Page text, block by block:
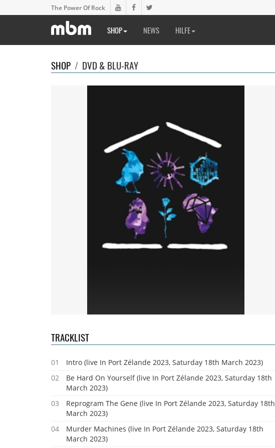
The Power Of Rock
SHOP NEWS HILFE
SHOP / DVD & BLU-RAY
TRACKLIST
01
Intro (live In Port Zélande 2023, Saturday 18th March 2023)
02
Be Hard On Yourself (live In Port Zélande 2023, Saturday 18th
March 2023)
03
Reprogram The Gene (live In Port Zélande 2023, Saturday 18th
March 2023)
04
Murder Machines (live In Port Zélande 2023, Saturday 18th
March 2023)